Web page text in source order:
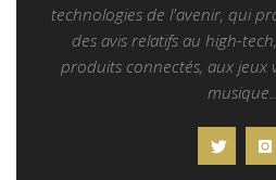
technologies de l'avenir, qui
des avis relatifs au high-
produits connectés, aux jeux
musique...